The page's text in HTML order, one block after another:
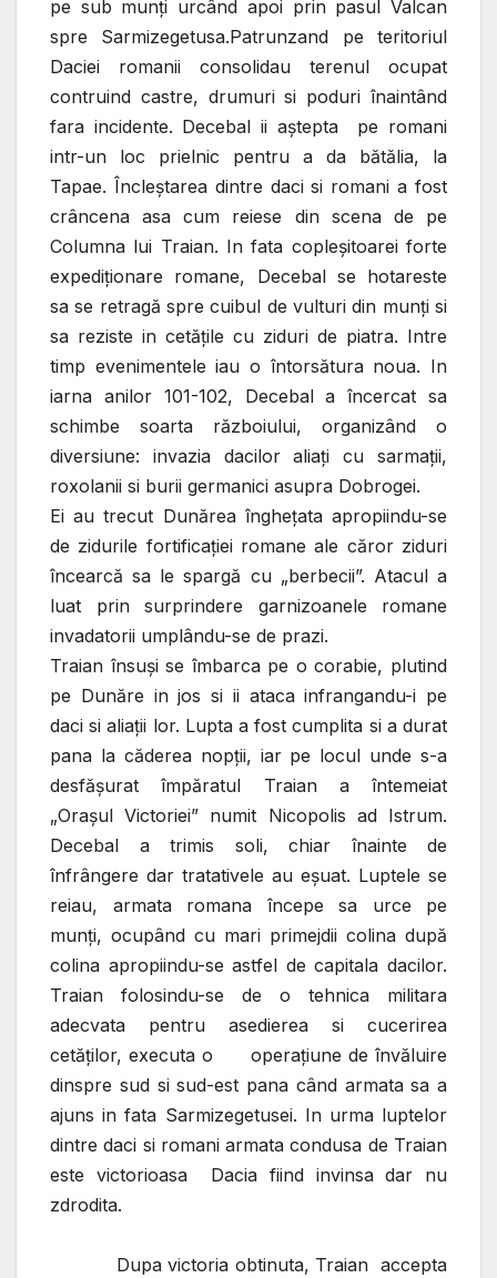
pe sub munţi urcând apoi prin pasul Valcan
spre Sarmizegetusa.Patrunzand pe teritoriul
Daciei romanii consolidau terenul ocupat
contruind castre, drumuri si poduri înaintând
fara incidente. Decebal ii aştepta pe romani
intr-un loc prielnic pentru a da bătălia, la
Tapae. Încleştarea dintre daci si romani a fost
crâncena asa cum reiese din scena de pe
Columna lui Traian. In fata copleşitoarei forte
expediţionare romane, Decebal se hotareste
sa se retragă spre cuibul de vulturi din munţi si
sa reziste in cetăţile cu ziduri de piatra. Intre
timp evenimentele iau o întorsătura noua. In
iarna anilor 101-102, Decebal a încercat sa
schimbe soarta războiului, organizând o
diversiune: invazia dacilor aliaţi cu sarmaţii,
roxolanii si burii germanici asupra Dobrogei.
Ei au trecut Dunărea îngheţata apropiindu-se
de zidurile fortificaţiei romane ale căror ziduri
încearcă sa le spargă cu „berbecii”. Atacul a
luat prin surprindere garnizoanele romane
invadatorii umplându-se de prazi.
Traian însuşi se îmbarca pe o corabie, plutind
pe Dunăre in jos si ii ataca infrangandu-i pe
daci si aliaţii lor. Lupta a fost cumplita si a durat
pana la căderea nopţii, iar pe locul unde s-a
desfăşurat împăratul Traian a întemeiat
„Oraşul Victoriei” numit Nicopolis ad Istrum.
Decebal a trimis soli, chiar înainte de
înfrângere dar tratativele au eşuat. Luptele se
reiau, armata romana începe sa urce pe
munţi, ocupând cu mari primejdii colina după
colina apropiindu-se astfel de capitala dacilor.
Traian folosindu-se de o tehnica militara
adecvata pentru asedierea si cucerirea
cetăţilor, executa o operaţiune de învăluire
dinspre sud si sud-est pana când armata sa a
ajuns in fata Sarmizegetusei. In urma luptelor
dintre daci si romani armata condusa de Traian
este victorioasa Dacia fiind invinsa dar nu
zdrodita.
Dupa victoria obtinuta, Traian accepta